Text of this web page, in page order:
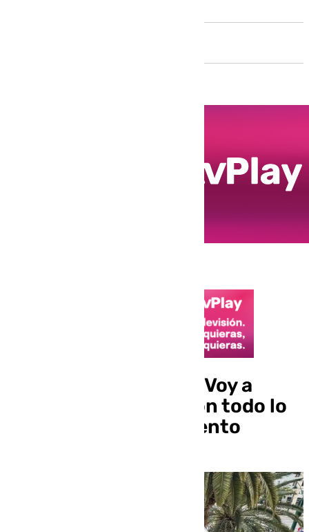
La euforia de Perry: «Voy a
abrazar y disfrutar con todo lo
que tengo este momento